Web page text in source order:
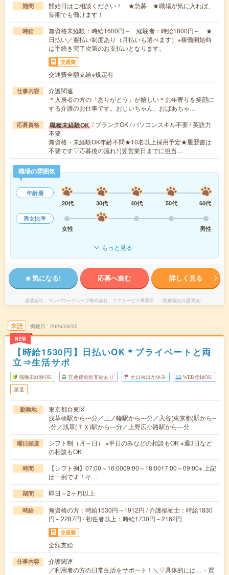
期間
開始日はご相談ください！ ★急募 ★職場が気に入れば、
長期でも働けます！
時給
無資格未経験：時給1600円～ 経験者：時給1800円～ ★
日払い／週払い制度あり（月払いも選べます）※稼働開始時
は手続き完了次第のお支払いとなります。
交通費
交通費全額支給※規定有
仕事内容
介護関連
＊入居者の方の「ありがとう」が嬉しい＊お年寄りを笑顔に
する介護のお仕事です。おじいちゃん、おばあちゃ…
応募資格 職種未経験OK / ブランクOK / パソコンスキル不要 / 英語力
不要
無資格・未経験OK年齢不問★10名以上採用予定★履歴書は
不要です▽応募後の流れ1)翌営業日までに担当…
職場の雰囲気
年齢層
20代
30代 40代 50代
60代
男女比率
女性
男性
もっと見る
気になる! 応募へ進む 詳しく見る
派遣会社 マンパワーグループ株式会社 ケアサービス事業部 （医療福祉介護関連）
未読
NEW
掲載日 2026/08/05
【時給1530円】日払いOK＊プライベートと両
立⇒生活サポ
職種未経験OK 交通費別途支給あり 土日祝日が休み WEB登録OK
派遣
勤務地
東京都台東区
浅草橋駅から---分／三ノ輪駅から---分／入谷(東京都)駅から--
-分／浅草(ＴＸ)駅から---分／上野広小路駅から---分
曜日頻度
シフト制（月～日） ※平日のみなどの相談もOK ※週3日など
の相談もOK
時間
【シフト例】07:00～16:0009:00～18:0017:00～09:00※ 上記
は一例です！そ…
期間 即日～2ヶ月以上
時給
無資格の方：時給1530円～1912円 / 介護福祉士：時給1830
円～2287円 / 初任者以上：時給1730円～2162円
交通費
全額支給
仕事内容
介護関連
／利用者の方の日常生活をサポート！＼▽具体的には…・買